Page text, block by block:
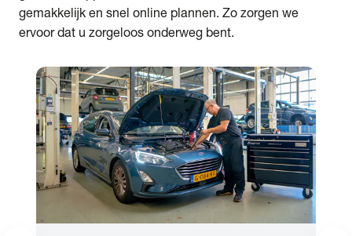
gemakkelijk en snel online plannen. Zo zorgen we
ervoor dat u zorgeloos onderweg bent.